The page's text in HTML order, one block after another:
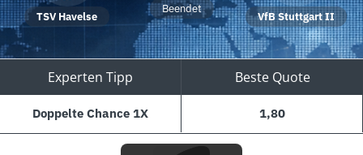
TSV Havelse
Beendet
VfB Stuttgart II
Experten Tipp Beste Quote
Doppelte Chance 1X 1,80